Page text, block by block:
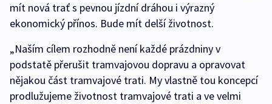
mít nová trať s pevnou jízdní dráhou i výrazný
ekonomický přínos. Bude mít delší životnost.
„Naším cílem rozhodně není každé prázdniny v
podstatě přerušit tramvajovou dopravu a opravovat
nějakou část tramvajové trati. My vlastně tou koncepcí
prodlužujeme životnost tramvajové trati a ve velmi